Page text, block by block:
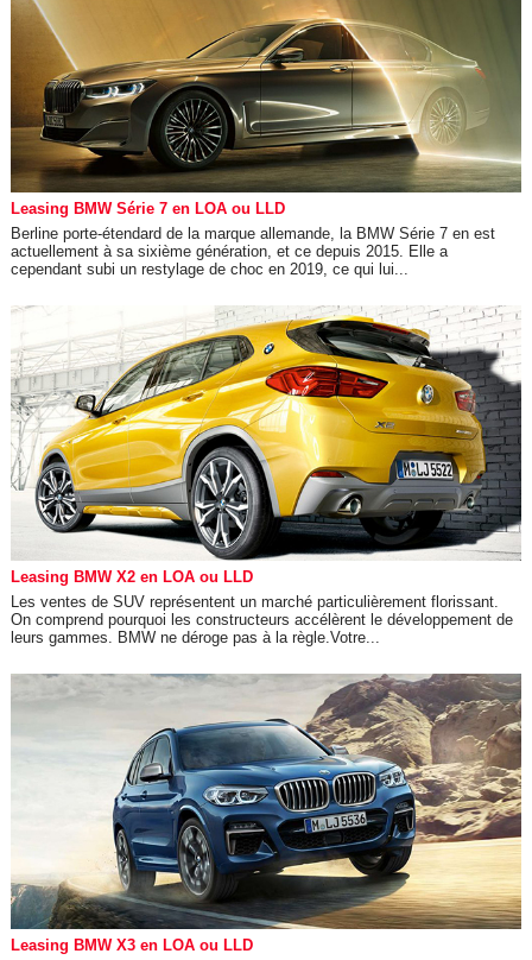
Leasing BMW Série 7 en LOA ou LLD
Berline porte-étendard de la marque allemande, la BMW Série 7 en est
actuellement à sa sixième génération, et ce depuis 2015. Elle a
cependant subi un restylage de choc en 2019, ce qui lui...
Leasing BMW X2 en LOA ou LLD
Les ventes de SUV représentent un marché particulièrement florissant.
On comprend pourquoi les constructeurs accélèrent le développement de
leurs gammes. BMW ne déroge pas à la règle.Votre...
Leasing BMW X3 en LOA ou LLD